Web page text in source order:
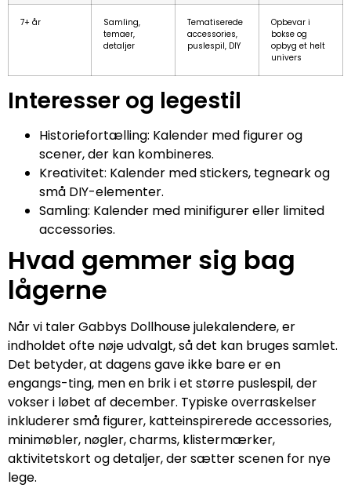
7+ år
Samling,
temaer,
detaljer
Tematiserede
accessories,
puslespil, DIY
Opbevar i
bokse og
opbyg et helt
univers
Interesser og legestil
Historiefortælling: Kalender med figurer og
scener, der kan kombineres.
Kreativitet: Kalender med stickers, tegneark og
små DIY-elementer.
Samling: Kalender med minifigurer eller limited
accessories.
Hvad gemmer sig bag
lågerne
Når vi taler Gabbys Dollhouse julekalendere, er
indholdet ofte nøje udvalgt, så det kan bruges samlet.
Det betyder, at dagens gave ikke bare er en
engangs-ting, men en brik i et større puslespil, der
vokser i løbet af december. Typiske overraskelser
inkluderer små figurer, katteinspirerede accessories,
minimøbler, nøgler, charms, klistermærker,
aktivitetskort og detaljer, der sætter scenen for nye
lege.